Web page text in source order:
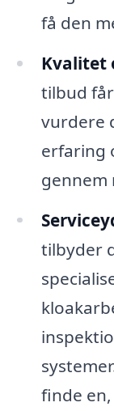
få den
Kvalitet
tilbud
vurdere
erfaring
gennem
tilbyder
finde